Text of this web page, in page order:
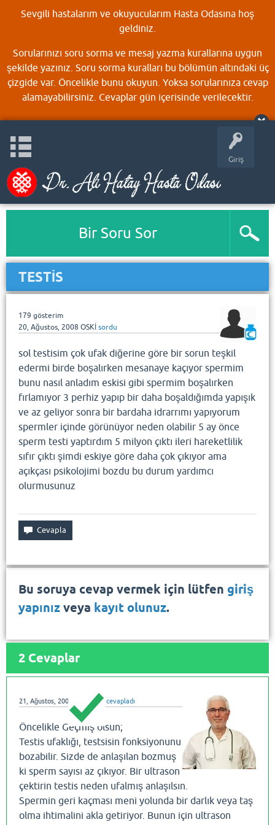
Sevgili hastalarım ve okuyucularım Hasta Odasına hoş
geldiniz.
Sorularınızı soru sorma ve mesaj yazma kurallarına uygun
şekilde yazınız. Soru sorma kuralları bu bölümün altındaki üç
çizgide var. Öncelikle bunu okuyun. Yoksa sorularınıza cevap
alamayabilirsiniz. Cevaplar gün içerisinde verilecektir.
Giriş
Bir Soru Sor
TESTİS
179 gösterim
20, Ağustos, 2008 OSKİ sordu
sol testisim çok ufak diğerine göre bir sorun teşkil
edermi birde boşalırken mesanaye kaçıyor spermim
bunu nasıl anladım eskisi gibi spermim boşalırken
fırlamıyor 3 perhiz yapıp bir daha boşaldığımda yapışık
ve az geliyor sonra bir bardaha idrarrımı yapıyorum
spermler içinde görünüyor neden olabilir 5 ay önce
sperm testi yaptırdım 5 milyon çıktı ileri hareketlilik
sıfır çıktı şimdi eskiye göre daha çok çıkıyor ama
açıkçası psikolojimi bozdu bu durum yardımcı
olurmusunuz
Bu soruya cevap vermek için lütfen giriş
yapınız veya kayıt olunuz.
2 Cevaplar
21, Ağustos, 2008 dralihatay cevapladı
Öncelikle Geçmiş olsun;
Testis ufaklığı, testsisin fonksiyonunu
bozabilir. Sizde de anlaşılan bozmuş
ki sperm sayısı az çıkıyor. Bir ultrason
çektirin testis neden ufalmış anlaşılsın.
Spermin geri kaçması meni yolunda bir darlık veya taş
olma ihtimalini akla getiriyor. Bunun için ultrason